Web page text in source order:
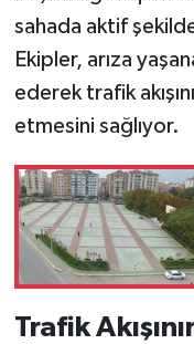
sahada aktif
Ekipler, arıza
ederek trafik
etmesini sağlıyor.
Trafik